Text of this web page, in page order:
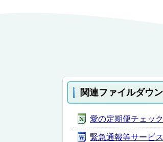
関連ファイルダウ
愛の定期便チェッ
緊急通報等サービ